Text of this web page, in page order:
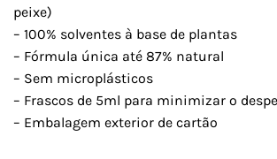
peixe)
– 100% solventes à base de plantas
– Fórmula única até 87% natural
– Sem microplásticos
– Frascos de 5ml para minimizar o
– Embalagem exterior de cartão